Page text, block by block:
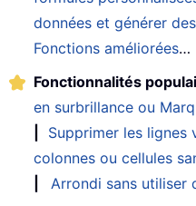
données et générer
Fonctions améliorées…
Fonctionnalités
en surbrillance ou
Supprimer les lignes
colonnes ou cellules
Arrondi sans utiliser